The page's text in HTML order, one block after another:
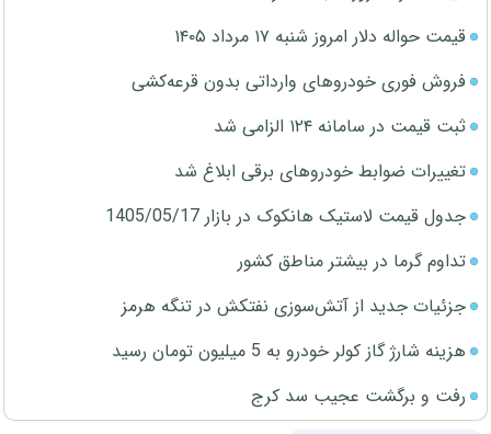
قیمت حواله دلار امروز شنبه ۱۷ مرداد ۱۴۰۵
فروش فوری خودروهای وارداتی بدون قرعه‌کشی
ثبت قیمت در سامانه ۱۲۴ الزامی شد
تغییرات ضوابط خودروهای برقی ابلاغ شد
جدول قیمت لاستیک هانکوک در بازار 1405/05/17
تداوم گرما در بیشتر مناطق کشور
جزئیات جدید از آتش‌سوزی نفتکش در تنگه هرمز
هزینه شارژ گاز کولر خودرو به 5 میلیون تومان رسید
رفت و برگشت عجیب سد کرج